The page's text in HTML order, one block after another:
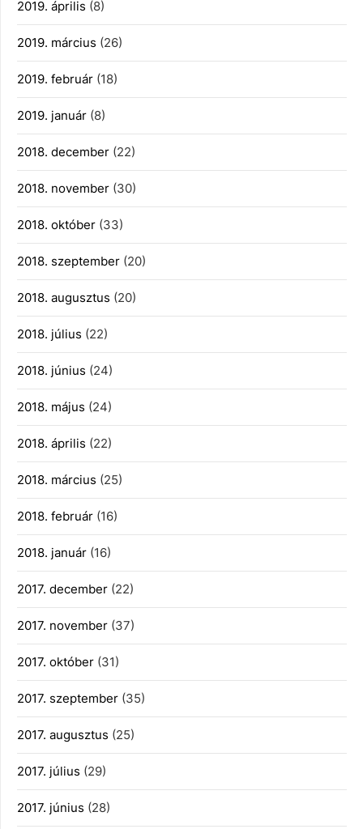
2019. április (8)
2019. március (26)
2019. február (18)
2019. január (8)
2018. december (22)
2018. november (30)
2018. október (33)
2018. szeptember (20)
2018. augusztus (20)
2018. július (22)
2018. június (24)
2018. május (24)
2018. április (22)
2018. március (25)
2018. február (16)
2018. január (16)
2017. december (22)
2017. november (37)
2017. október (31)
2017. szeptember (35)
2017. augusztus (25)
2017. július (29)
2017. június (28)